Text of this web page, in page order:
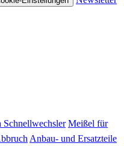
Schnellwechsler Meißel für
Anbau- und Ersatzteile